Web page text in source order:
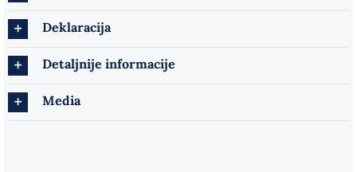
Deklaracija
Detaljnije informacije
Media